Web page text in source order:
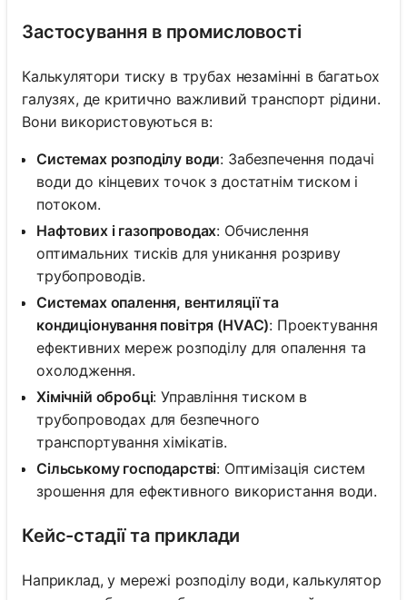
Застосування в промисловості
Калькулятори тиску в трубах незамінні в багатьох
галузях, де критично важливий транспорт рідини.
Вони використовуються в:
Системах розподілу води: Забезпечення подачі
води до кінцевих точок з достатнім тиском і
потоком.
Нафтових і газопроводах: Обчислення
оптимальних тисків для уникання розриву
трубопроводів.
Системах опалення, вентиляції та
кондиціонування повітря (HVAC): Проектування
ефективних мереж розподілу для опалення та
охолодження.
Хімічній обробці: Управління тиском в
трубопроводах для безпечного
транспортування хімікатів.
Сільському господарстві: Оптимізація систем
зрошення для ефективного використання води.
Кейс-стадії та приклади
Наприклад, у мережі розподілу води, калькулятор